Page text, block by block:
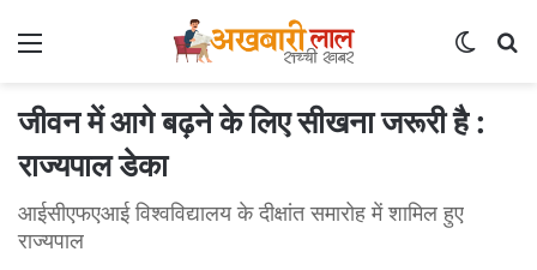
Menu
जीवन में आगे बढ़ने के लिए सीखना जरूरी है :
राज्यपाल डेका
आईसीएफएआई विश्वविद्यालय के दीक्षांत समारोह में शामिल हुए
राज्यपाल